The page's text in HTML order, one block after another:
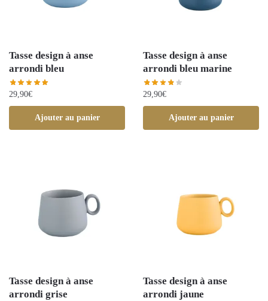
Tasse design à anse
arrondi bleu
29,90€
Ajouter au panier
Tasse design à anse
arrondi bleu marine
29,90€
Ajouter au panier
Tasse design à anse
arrondi grise
Tasse design à anse
arrondi jaune